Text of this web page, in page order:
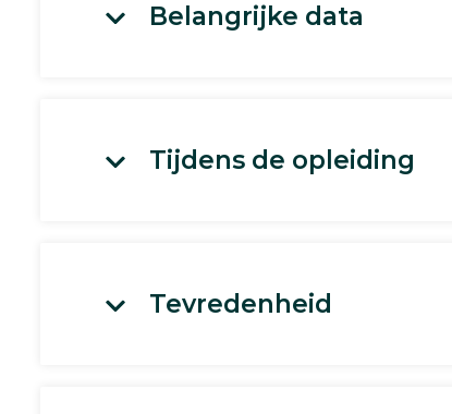
Belangrijke data
Tijdens de opleiding
Tevredenheid